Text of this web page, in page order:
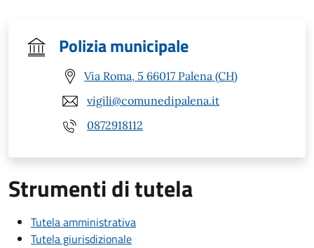
Polizia municipale
Via Roma, 5 66017 Palena (CH)
vigili@comunedipalena.it
0872918112
Strumenti di tutela
Tutela amministrativa
Tutela giurisdizionale